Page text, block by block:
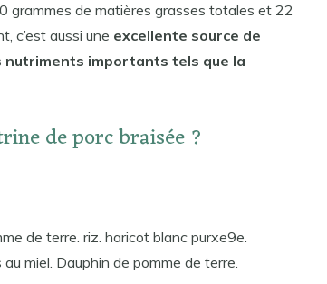
grammes de matières grasses totales et 22
c’est aussi une excellente source de
nutriments importants tels que la
de porc braisée ?
de terre. riz. haricot blanc purxe9e.
miel. Dauphin de pomme de terre.